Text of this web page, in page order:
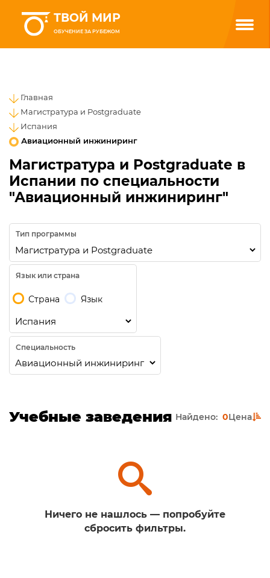
ТВОЙ МИР
ОБУЧЕНИЕ ЗА РУБЕЖОМ
Главная
Магистратура и Postgraduate
Испания
Авиационный инжиниринг
Магистратура и Postgraduate в
Испании по специальности
"Авиационный инжиниринг"
Тип программы
Язык или страна
Страна Язык
Специальность
Учебные заведения Найдено: 0Цена
Ничего не нашлось — попробуйте
сбросить фильтры.